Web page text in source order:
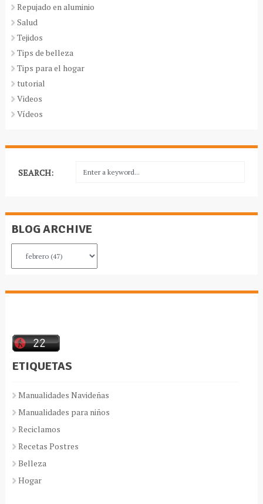
Repujado en aluminio
Salud
Tejidos
Tips de belleza
Tips para el hogar
tutorial
Videos
Vídeos
SEARCH:
BLOG ARCHIVE
ETIQUETAS
Manualidades Navideñas
Manualidades para niños
Reciclamos
Recetas Postres
Belleza
Hogar